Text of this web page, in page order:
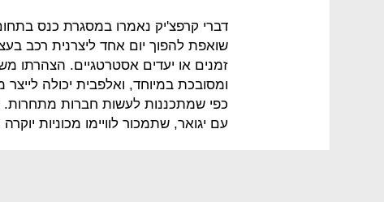
דברי קרפצ'יק נאמרו במסגרת כנס
שואפת להפוך יום אחד ליצרנית רכב
זמנים או יעדים אסטרטגיים. הצהרתו
ומסובכת במיוחד, ואלפבית יכולה
כפי שמתכננות לעשות חברות
עם יגואר, שתמכור לוויימו מכוניות